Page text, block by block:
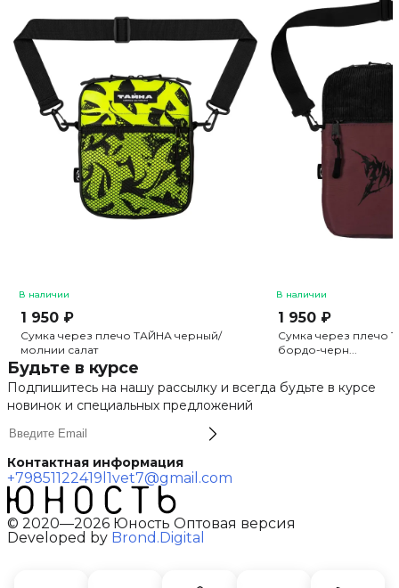
В наличии
1 950 ₽
Сумка через плечо ТАЙНА черный/
молнии салат
В наличии
1 950 ₽
Сумка через плечо
бордо-черн...
Будьте в курсе
Подпишитесь на нашу рассылку и всегда будьте в курсе
новинок и специальных предложений
Контактная информация
+79851122419 l1vet7@gmail.com
© 2020—2026 Юность Оптовая версия
Developed by Brond.Digital